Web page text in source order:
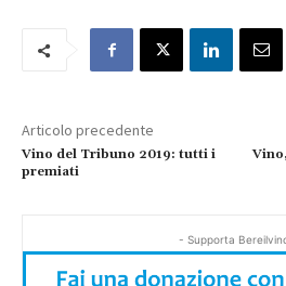
Articolo precedente
Vino del Tribuno 2019: tutti i
premiati
- Supporta